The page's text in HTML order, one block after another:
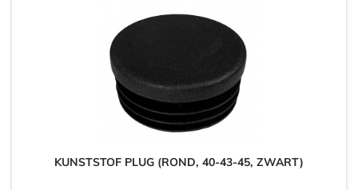
KUNSTSTOF PLUG (ROND, 40-43-45, ZWART)